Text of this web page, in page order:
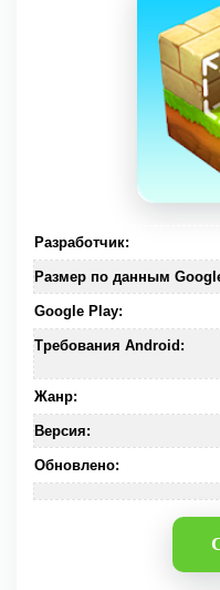
Разработчик:
Размер по данным
Google Play:
Требования Android:
Жанр:
Версия:
Обновлено: